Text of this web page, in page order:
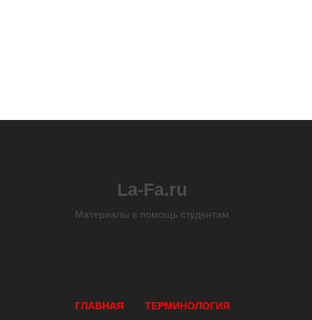
La-Fa.ru
Материалы в помощь студентам
ГЛАВНАЯ ТЕРМИНОЛОГИЯ